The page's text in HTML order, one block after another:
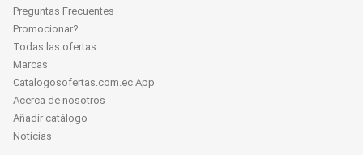
Preguntas Frecuentes
Promocionar?
Todas las ofertas
Marcas
Catalogosofertas.com.ec App
Acerca de nosotros
Añadir catálogo
Noticias